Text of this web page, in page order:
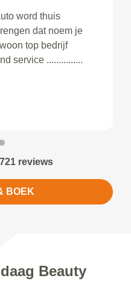
word thuis
dat noem je
top bedrijf
service ...............
reviews
BOEK
Beauty